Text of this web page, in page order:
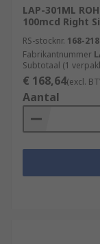
LAP-301ML
100mcd Right
RS-stocknr. 168-
Fabrikantnummer
Subtotaal (1
€ 168,64(excl.
Aantal